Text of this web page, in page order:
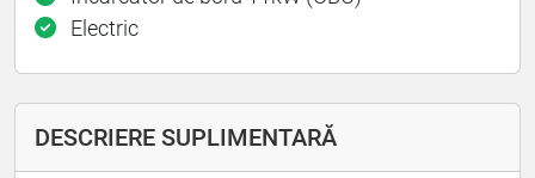
Electric
DESCRIERE SUPLIMENTARĂ